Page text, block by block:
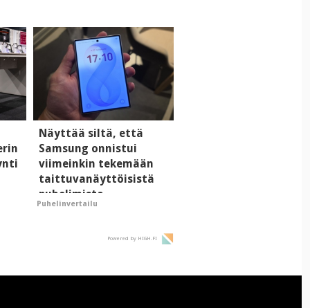
Näyttää siltä, että
Samsung onnistui
viimeinkin tekemään
taittuvanäyttöisistä
puhelimista
supersuosittuja
Puhelinvertailu
Powered by HIGH.FI